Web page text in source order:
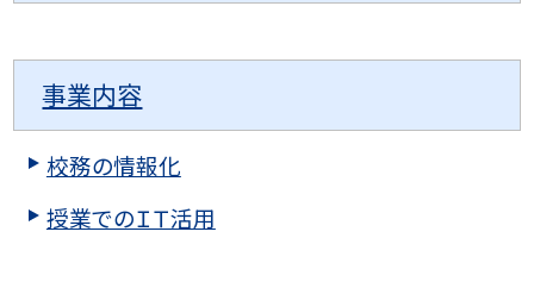
事業内容
校務の情報化
授業でのＩＴ活用